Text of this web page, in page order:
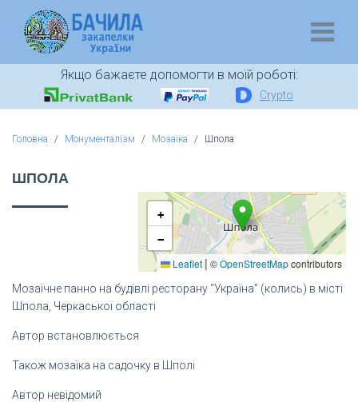
Якщо бажаєте допомогти в моїй роботі:
Crypto
Головна Монументалізм Мозаїка Шпола
ШПОЛА
+
−
Leaflet | ©OpenStreetMapcontributors
Мозаїчне панно на будівлі ресторану “Україна” (колись) в місті
Шпола, Черкаської області
Автор встановлюється
Також мозаїка на садочку в Шполі
Автор невідомий